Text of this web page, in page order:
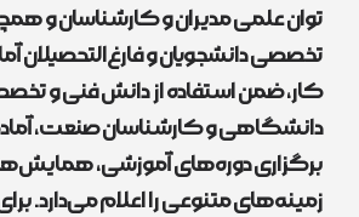
توان علمی مدیران و کارشناسان و
تخصصی دانشجویان و فارغ‌التحصیلان
کار، ضمن استفاده از دانش فنی و
دانشگاهی و کارشناسان صنعت،
برگزاری دوره‌های آموزشی، همایش‌ها
زمینه‌های متنوعی را اعلام می‌دارد.